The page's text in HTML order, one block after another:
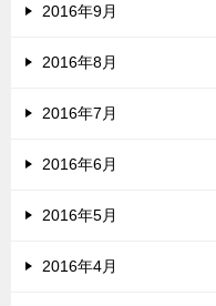
2016年9月
2016年8月
2016年7月
2016年6月
2016年5月
2016年4月